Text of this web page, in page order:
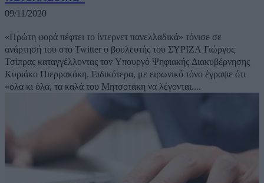
09/11/2020
«Πρώτη φορά πέφτει το ίντερνετ πανελλαδικά» τόνισε σε
ανάρτησή του στο Twitter ο βουλευτής του ΣΥΡΙΖΑ Γιώργος
Τσίπρας καταγγέλλοντας τον Υπουργό Ψηφιακής Διακυβέρνησης
Κυριάκο Πιερρακάκη. Ειδικότερα, με ειρωνικό τόνο έγραψε ότι
«όλα κι όλα, τα καλά του Μητσοτάκη να λέγονται....